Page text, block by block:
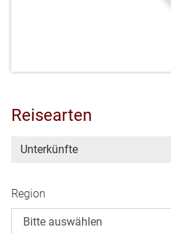
Reisearten
Unterkünfte
Region